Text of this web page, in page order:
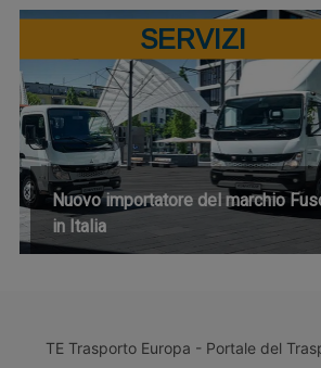
SERVIZI
Nuovo importatore del marchio
in Italia
TE Trasporto Europa - Portale del